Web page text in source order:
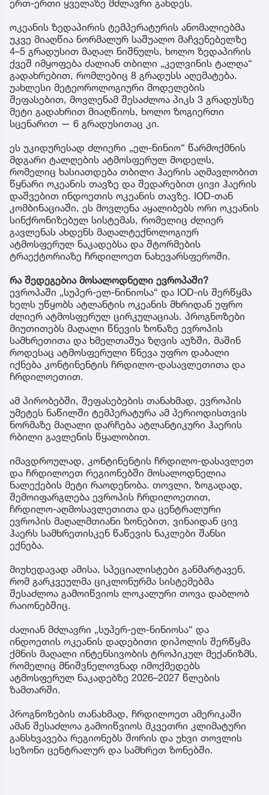
ერთ-ერთი ყველაზე მძლავრი გახდეს.
ოკეანის ზედაპირის ტემპერატურის ანომალიებმა
უკვე მიაღწია ნორმალურ საშუალო მაჩვენებელზე
4–5 გრადუსით მაღალ ნიშნულს, ხოლო ზედაპირის
ქვეშ იმყოფება ძალიან თბილი „კელვინის ტალღა“
გადახრებით, რომლებიც 8 გრადუსს აღემატება.
უახლესი მეტეოროლოგიური მოდელების
შეფასებით, მოვლენამ შესაძლოა პიკს 3 გრადუსზე
მეტი გადახრით მიაღწიოს, ხოლო ზოგიერთი
სცენარით — 6 გრადუსითაც კი.
ეს უკიდურესად ძლიერი „ელ-ნინიო“ წარმოქმნის
მდგარი ტალღების ატმოსფერულ მოდელს,
რომელიც ხასიათდება თბილი ჰაერის აღმავლობით
წყნარი ოკეანის თავზე და შედარებით ცივი ჰაერის
დაშვებით ინდოეთის ოკეანის თავზე. IOD-თან
კომბინაციაში, ეს მოვლენა აყალიბებს ორი ოკეანის
სინქრონიზებულ სისტემას, რომელიც ძლიერ
გავლენას ახდენს მაღალტექნოლოგიურ
ატმოსფერულ ნაკადებსა და შტორმების
ტრაექტორიაზე ჩრდილოეთ ნახევარსფეროში.
რა შედეგებია მოსალოდნელი ევროპაში?
ევროპაში „სუპერ-ელ-ნინიოსა“ და IOD-ის შერწყმა
ხელს უწყობს ატლანტის ოკეანის მხრიდან უფრო
ძლიერ ატმოსფერულ ცირკულაციას. პროგნოზები
მიუთითებს მაღალი წნევის ზონაზე ევროპის
სამხრეთითა და ხმელთაშუა ზღვის აუზში, მაშინ
როდესაც ატმოსფერული წნევა უფრო დაბალი
იქნება კონტინენტის ჩრდილო-დასავლეთითა და
ჩრდილოეთით.
ამ პირობებში, შეფასებების თანახმად, ევროპის
უმეტეს ნაწილში ტემპერატურა ამ პერიოდისთვის
ნორმაზე მაღალი დარჩება ატლანტიკური ჰაერის
რბილი გავლენის წყალობით.
იმავდროულად, კონტინენტის ჩრდილო-დასავლეთ
და ჩრდილოეთ რეგიონებში მოსალოდნელია
ნალექების მეტი რაოდენობა. თოვლი, ზოგადად,
შემოიფარგლება ევროპის ჩრდილოეთით,
ჩრდილო-აღმოსავლეთითა და ცენტრალური
ევროპის მაღალმთიანი ზონებით, ვინაიდან ცივ
ჰაერს სამხრეთისკენ წაწევის ნაკლები შანსი
ექნება.
მიუხედავად ამისა, სპეციალისტები განმარტავენ,
რომ გარკვეულმა ციკლონურმა სისტემებმა
შესაძლოა გამოიწვიოს ლოკალური თოვა დაბლობ
რაიონებშიც.
ძალიან მძლავრი „სუპერ-ელ-ნინიოსა“ და
ინდოეთის ოკეანის დადებითი დიპოლის შერწყმა
ქმნის მაღალი ინტენსივობის ტროპიკულ მექანიზმს,
რომელიც მნიშვნელოვნად იმოქმედებს
ატმოსფერულ ნაკადებზე 2026–2027 წლების
ზამთარში.
პროგნოზების თანახმად, ჩრდილოეთ ამერიკაში
ამან შესაძლოა გამოიწვიოს მკვეთრი კლიმატური
განსხვავება რეგიონებს შორის და უხვი თოვლის
სეზონი ცენტრალურ და სამხრეთ ზონებში.